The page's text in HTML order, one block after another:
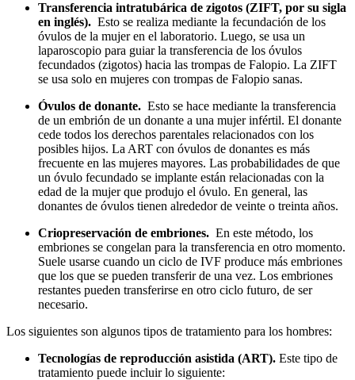
Transferencia intratubárica de zigotos (ZIFT, por su sigla
en inglés). Esto se realiza mediante la fecundación de los
óvulos de la mujer en el laboratorio. Luego, se usa un
laparoscopio para guiar la transferencia de los óvulos
fecundados (zigotos) hacia las trompas de Falopio. La ZIFT
se usa solo en mujeres con trompas de Falopio sanas.
Óvulos de donante. Esto se hace mediante la transferencia
de un embrión de un donante a una mujer infértil. El donante
cede todos los derechos parentales relacionados con los
posibles hijos. La ART con óvulos de donantes es más
frecuente en las mujeres mayores. Las probabilidades de que
un óvulo fecundado se implante están relacionadas con la
edad de la mujer que produjo el óvulo. En general, las
donantes de óvulos tienen alrededor de veinte o treinta años.
Criopreservación de embriones. En este método, los
embriones se congelan para la transferencia en otro momento.
Suele usarse cuando un ciclo de IVF produce más embriones
que los que se pueden transferir de una vez. Los embriones
restantes pueden transferirse en otro ciclo futuro, de ser
necesario.
Los siguientes son algunos tipos de tratamiento para los hombres:
Tecnologías de reproducción asistida (ART). Este tipo de
tratamiento puede incluir lo siguiente: